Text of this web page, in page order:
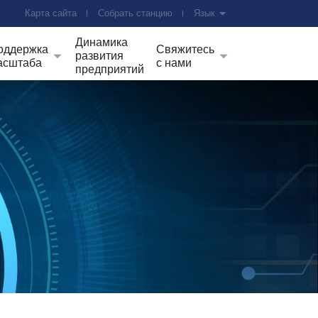
Карта сайта Собрать станцию Язык
Динамика
развития
предприятий
Свяжитесь
с нами